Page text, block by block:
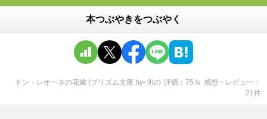
本つぶやきをつぶやく
ドン・レオーネの花嫁 (プリズム文庫 hy- 9)の 評価 75 ％ 感想・レビュー
21 件